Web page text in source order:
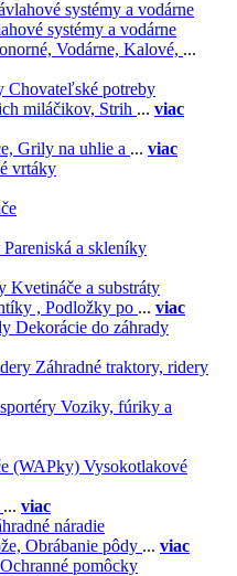
systémy a vodárne
Vodárne, Kalové, ...
Chovateľské potreby
miláčikov, Strih ... viac
Grily na uhlie a ... viac
vrtáky
Pareniská a skleníky
Kvetináče a substráty
, Podložky po ... viac
Dekorácie do záhrady
Záhradné traktory, ridery
Voziky, fúriky a
Vysokotlakové
... viac
náradie
Obrábanie pôdy ... viac
Ochranné pomôcky